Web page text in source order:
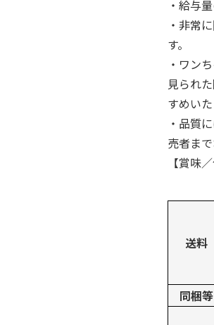
・給与
・非常
す。
・ワン
見られ
すめいた
・品質
売者ま
【賞味
送料
同梱等